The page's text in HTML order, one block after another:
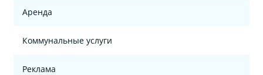
Аренда
Коммунальные услуги
Реклама